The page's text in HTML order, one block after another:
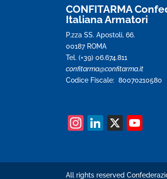
CONFITARMA
Italiana Armatori
P.zza SS. Apostoli, 66.
00187 ROMA
Tel. (+39) 06.674.811
confitarma@confitarma.it
Codice Fiscale: 80070210580
In
gr
Li
e
X
T
All rights reserved